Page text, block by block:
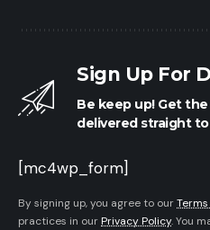
Sign Up For
Be keep up! Get
delivered straight
[mc4wp_form]
By signing up, you agree to our
practices in our Privacy Policy. You